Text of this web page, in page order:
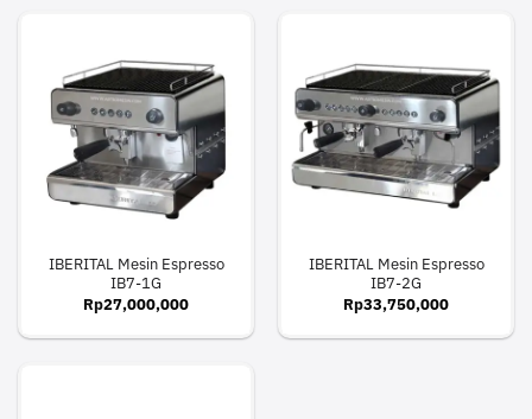
IBERITAL Mesin Espresso
IB7-1G
Rp27,000,000
IBERITAL Mesin Espresso
IB7-2G
Rp33,750,000